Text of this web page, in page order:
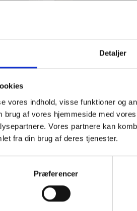
Detaljer
vores indhold, visse funktioner og
brug af vores hjemmeside med
Vores partnere kan
fra din brug af deres tjenester.
Præferencer